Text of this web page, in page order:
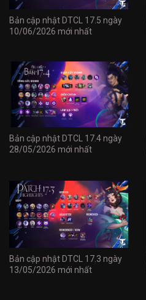
Bản cập nhật DTCL 17.5 ngày
10/06/2026 mới nhất
Bản cập nhật DTCL 17.4 ngày
28/05/2026 mới nhất
Bản cập nhật DTCL 17.3 ngày
13/05/2026 mới nhất